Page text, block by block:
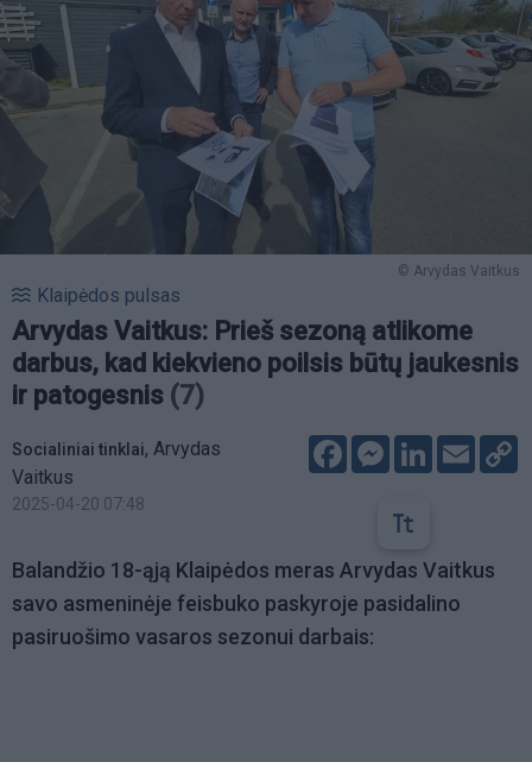
© Arvydas Vaitkus
Klaipėdos pulsas
Arvydas Vaitkus: Prieš sezoną atlikome
darbus, kad kiekvieno poilsis būtų jaukesnis
ir patogesnis (7)
Socialiniai tinklai, Arvydas
Vaitkus
2025-04-20 07:48
FacebookMessenger
LinkedIn
Email
Balandžio 18-ąją Klaipėdos meras Arvydas Vaitkus
savo asmeninėje feisbuko paskyroje pasidalino
pasiruošimo vasaros sezonui darbais: